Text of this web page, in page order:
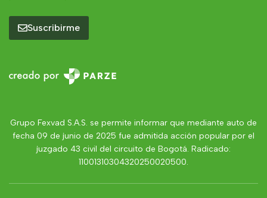
Suscribirme
Grupo Fexvad S.A.S. se permite informar que mediante auto de
fecha 09 de junio de 2025 fue admitida acción popular por el
juzgado 43 civil del circuito de Bogotá. Radicado:
11001310304320250020500.